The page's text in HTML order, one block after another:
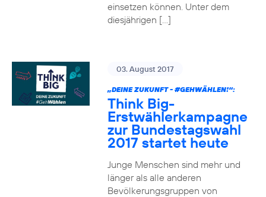
einsetzen können. Unter dem
diesjährigen […]
03. August 2017
„DEINE ZUKUNFT - #GEHWÄHLEN!“:
Think Big-
Erstwählerkampagne
zur Bundestagswahl
2017 startet heute
Junge Menschen sind mehr und
länger als alle anderen
Bevölkerungsgruppen von